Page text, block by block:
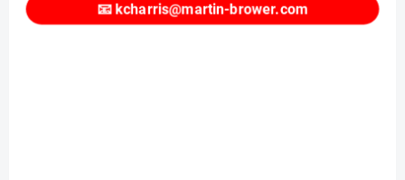
📧 kcharris@martin-brower.com